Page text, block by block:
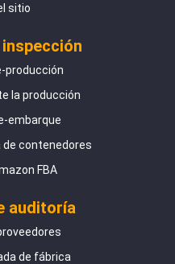
sitio
producción
la producción
embarque
de contenedores
FBA
auditoría
de fábrica